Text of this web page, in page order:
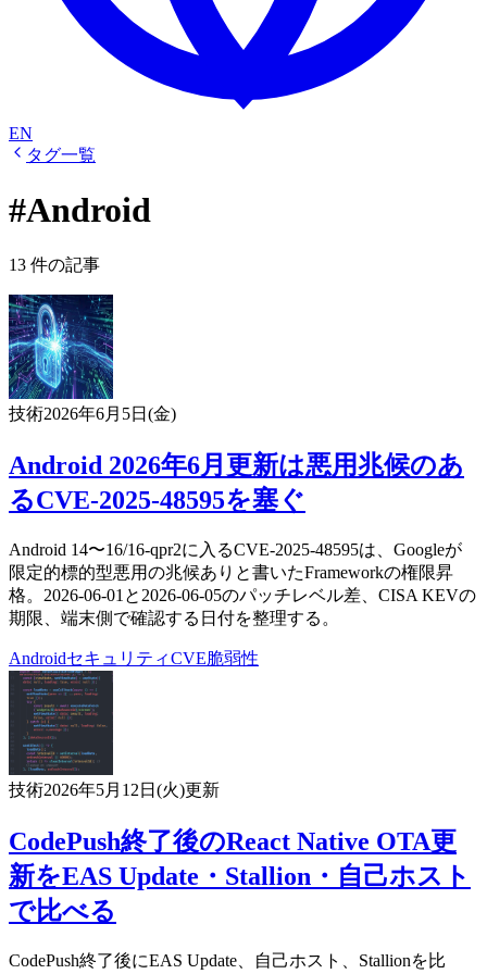
EN
タグ一覧
#Android
13 件の記事
技術2026年6月5日(金)
Android 2026年6月更新は悪用兆候のあ
るCVE-2025-48595を塞ぐ
Android 14〜16/16-qpr2に入るCVE-2025-48595は、Googleが
限定的標的型悪用の兆候ありと書いたFrameworkの権限昇
格。2026-06-01と2026-06-05のパッチレベル差、CISA KEVの
期限、端末側で確認する日付を整理する。
AndroidセキュリティCVE脆弱性
技術2026年5月12日(火)更新
CodePush終了後のReact Native OTA更
新をEAS Update・Stallion・自己ホスト
で比べる
CodePush終了後にEAS Update、自己ホスト、Stallionを比